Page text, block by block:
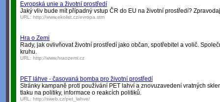
Evropská unie a životní prostředí
Jaký vliv bude mít případný vstup ČR do EU na životní prostředí?
URL: http://www.ekolist.cz/evropa.stm
Hra o Zemi
Rady, jak ovlivňovat životní prostředí jako občan, spotřebitel a volič.
kruhu.
URL: http://www.hraozemi.cz
PET láhve - časovaná bomba pro životní prostředí
Stránky kampaně proti používání PET lahví a znovuzavedení vratných
tlaku na politiky, informace o reakcích politiků.
URL: http://sweb.cz/pet_lahve/